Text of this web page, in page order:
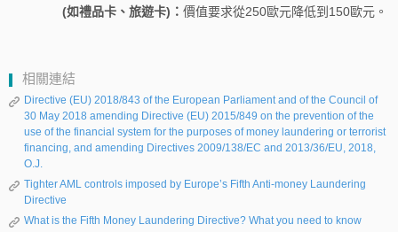
(如禮品卡、旅遊卡)： 價值要求從250歐元降低到150歐元。
相關連結
Directive (EU) 2018/843 of the European Parliament and of the Council of
30 May 2018 amending Directive (EU) 2015/849 on the prevention of the
use of the financial system for the purposes of money laundering or terrorist
financing, and amending Directives 2009/138/EC and 2013/36/EU, 2018,
O.J.
Tighter AML controls imposed by Europe’s Fifth Anti-money Laundering
Directive
What is the Fifth Money Laundering Directive? What you need to know